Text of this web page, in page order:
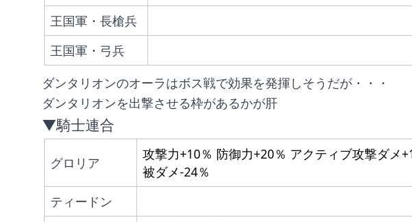
王国軍・長槍兵
王国軍・弓兵
ダンタリオンのオーラはボス戦で効果を発揮しそうだが・・・
ダンタリオンを出撃させる枠があるかが肝
▼騎士連合
グロリア
攻撃力+10％ 防御力+20％ アクティブ攻撃ダメ
被ダメ-24％
ティードン